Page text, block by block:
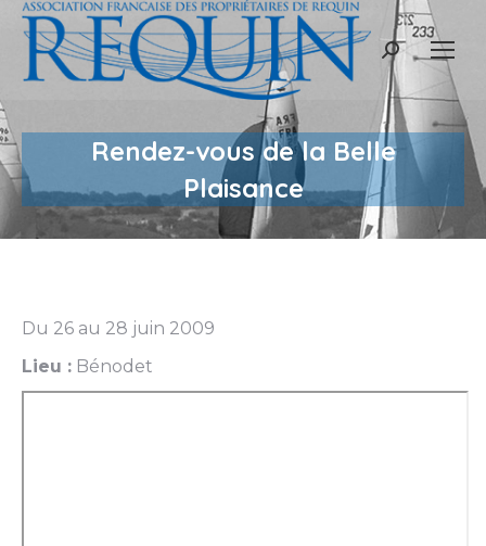
Recherche
Rendez-vous de la Belle
Plaisance
Du 26 au 28 juin 2009
Lieu : Bénodet